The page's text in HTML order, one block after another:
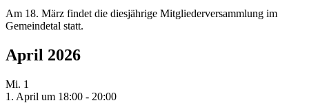
Am 18. März findet die diesjährige Mitgliederversammlung im
Gemeindetal statt.
April 2026
Mi. 1
1. April um 18:00 - 20:00